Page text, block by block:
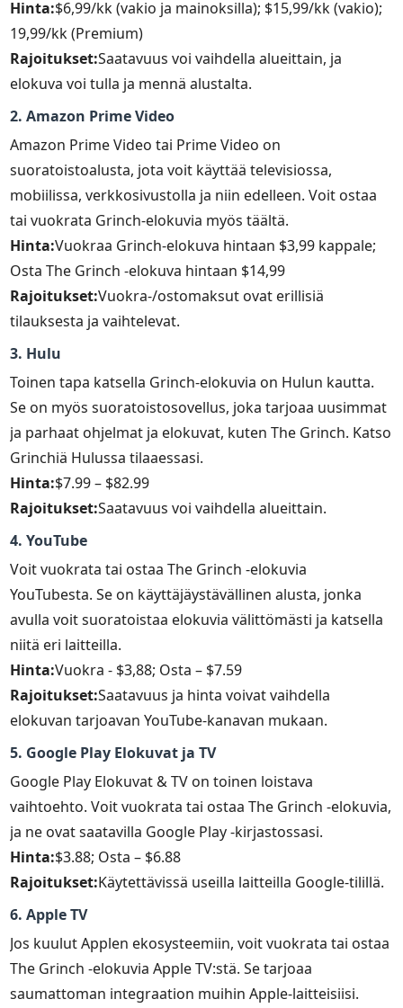
Hinta:$6,99/kk (vakio ja mainoksilla); $15,99/kk (vakio);
19,99/kk (Premium)
Rajoitukset:Saatavuus voi vaihdella alueittain, ja
elokuva voi tulla ja mennä alustalta.
2. Amazon Prime Video
Amazon Prime Video tai Prime Video on
suoratoistoalusta, jota voit käyttää televisiossa,
mobiilissa, verkkosivustolla ja niin edelleen. Voit ostaa
tai vuokrata Grinch-elokuvia myös täältä.
Hinta:Vuokraa Grinch-elokuva hintaan $3,99 kappale;
Osta The Grinch -elokuva hintaan $14,99
Rajoitukset:Vuokra-/ostomaksut ovat erillisiä
tilauksesta ja vaihtelevat.
3. Hulu
Toinen tapa katsella Grinch-elokuvia on Hulun kautta.
Se on myös suoratoistosovellus, joka tarjoaa uusimmat
ja parhaat ohjelmat ja elokuvat, kuten The Grinch. Katso
Grinchiä Hulussa tilaaessasi.
Hinta:$7.99 – $82.99
Rajoitukset:Saatavuus voi vaihdella alueittain.
4. YouTube
Voit vuokrata tai ostaa The Grinch -elokuvia
YouTubesta. Se on käyttäjäystävällinen alusta, jonka
avulla voit suoratoistaa elokuvia välittömästi ja katsella
niitä eri laitteilla.
Hinta:Vuokra - $3,88; Osta – $7.59
Rajoitukset:Saatavuus ja hinta voivat vaihdella
elokuvan tarjoavan YouTube-kanavan mukaan.
5. Google Play Elokuvat ja TV
Google Play Elokuvat & TV on toinen loistava
vaihtoehto. Voit vuokrata tai ostaa The Grinch -elokuvia,
ja ne ovat saatavilla Google Play -kirjastossasi.
Hinta:$3.88; Osta – $6.88
Rajoitukset:Käytettävissä useilla laitteilla Google-tilillä.
6. Apple TV
Jos kuulut Applen ekosysteemiin, voit vuokrata tai ostaa
The Grinch -elokuvia Apple TV:stä. Se tarjoaa
saumattoman integraation muihin Apple-laitteisiisi.